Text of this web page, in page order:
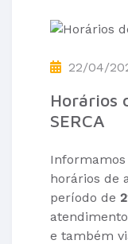
22/04/
Horários
SERCA
horários de
período de
e também